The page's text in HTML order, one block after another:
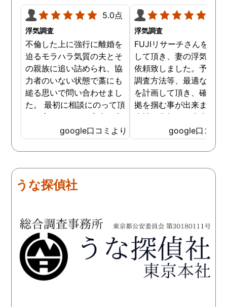
5.0点
浮気調査
不倫した上に強行に離婚を
迫るモラハラ気質の夫とそ
の親族に追い詰められ、協
力者のいない状態で藁にも
縋る思いで問い合わせまし
た。 最初に相談にのって頂
いた方も、とても率直に意
見を言っていただき、また
費用面も正直に答えていた
だき、私の望む結果を得る
言えないですが、それでも
少しでも低く抑えるアドバ
た。 調査も私の望む結果を
得るべく、尽力して頂き、
密に連絡をいただきなが
ら、丁寧に対応してくださ
いました。 おかげで、とて
google口コミより
浮気調査
FUJIリサーチさんをご紹
して頂き、妻の浮気調査
依頼致しました。予算か
調査方法等、最適なやり
を計画して頂き、確実な
拠を掴む事が出来ました
当社に依頼して本当に良
ったと実感しております
依頼中にはいろいろな相
も聞いて頂き、救われる
謝しております。 私と
何かありましたらご相談
せて頂きたいと思います
google口コミ
うな探偵社